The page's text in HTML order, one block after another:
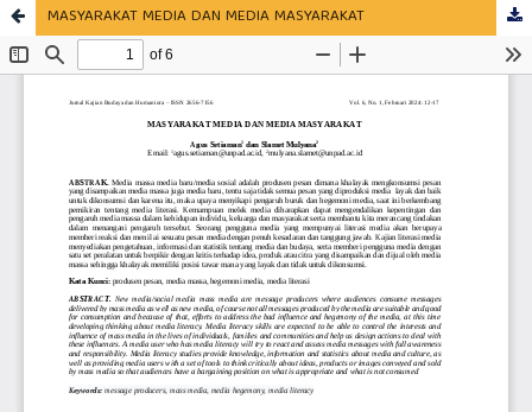
MASYARAKAT MEDIA DAN MEDIA MASYARAKAT